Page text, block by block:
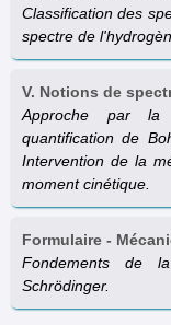
Classification des
spectre de
V. Notions de
Approche par la
quantification de
Intervention de la
moment cinétique.
Formulaire -
Fondements de
Schrödinger.